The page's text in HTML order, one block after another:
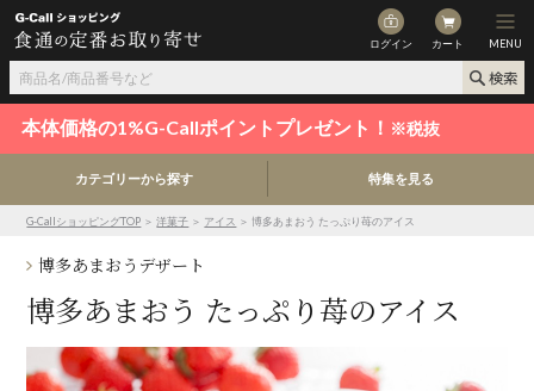
ログイン カート MENU
本体価格の1%G-Callポイントプレゼント！ ※税抜
カテゴリーから探す 特集を見る
G-CallショッピングTOP ＞洋菓子 ＞ アイス ＞ 博多あまおう たっぷり苺のアイス
博多あまおうデザート
博多あまおう たっぷり苺のアイス